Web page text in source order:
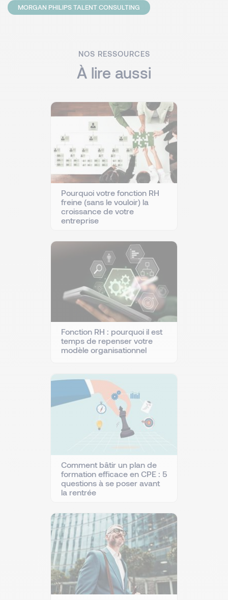
MORGAN PHILIPS TALENT CONSULTING
NOS RESSOURCES
À lire aussi
Pourquoi votre fonction RH
freine (sans le vouloir) la
croissance de votre
entreprise
Fonction RH : pourquoi il est
temps de repenser votre
modèle organisationnel
Comment bâtir un plan de
formation efficace en CPE : 5
questions à se poser avant
la rentrée